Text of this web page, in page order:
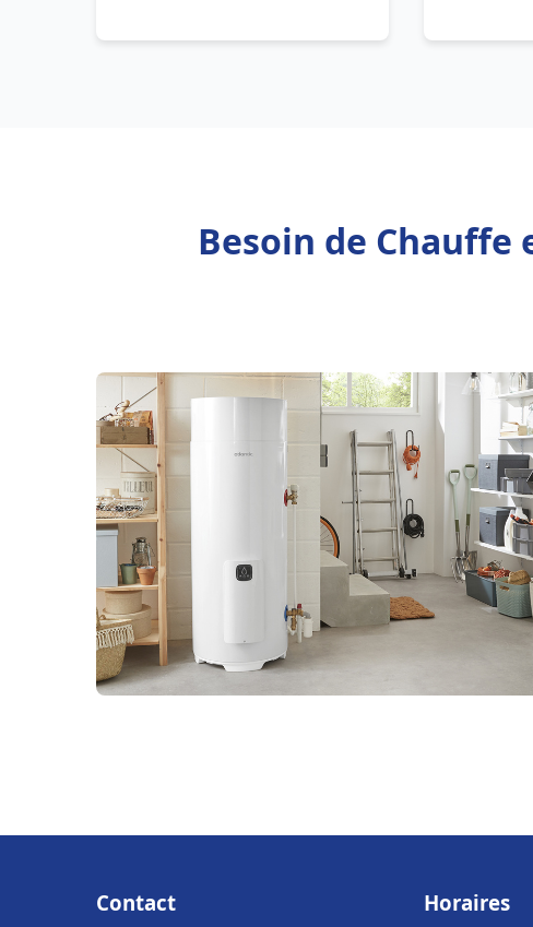
Besoin de Chauffe
Contact Horaires